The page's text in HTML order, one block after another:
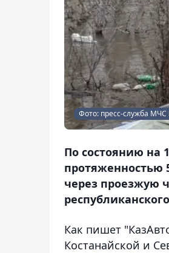
Фото: пресс-служба МЧС
По состоянию на
протяженностью
через проезжую
Как пишет
Костанайской и